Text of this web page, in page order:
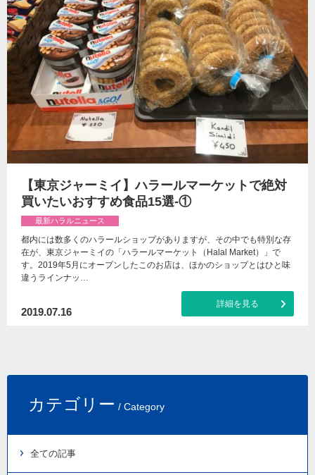
【東京ジャーミイ】ハラールマーケットで絶対
買いたいおすすめ食品15選-①
最新ハラルニュース
都内には数多くのハラールショップがありますが、その中でも特別な存
在が、東京ジャーミイの「ハラールマーケット（Halal Market）」で
す。2019年5月にオープンしたこのお店は、ほかのショップとはひと味
違うラインナッ…
2019.07.16
詳細を見る
カテゴリー / Category
全ての記事